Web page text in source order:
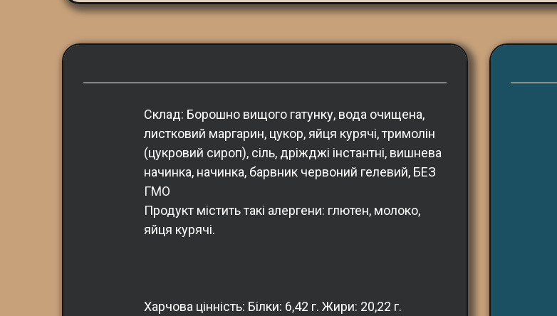
Склад: Борошно вищого гатунку, вода очищена,
листковий маргарин, цукор, яйця курячі, тримолін
(цукровий сироп), сіль, дріжджі інстантні, вишнева
начинка, начинка, барвник червоний гелевий, БЕЗ
ГМО
Продукт містить такі алергени: глютен, молоко,
яйця курячі.
Харчова цінність: Білки: 6,42 г. Жири: 20,22 г.